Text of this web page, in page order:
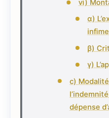
vi)
α)
β)
γ)
c)
dépense